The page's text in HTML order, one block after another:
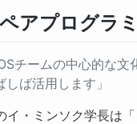
アプログラ
チームの中心的な
ば活用します」
イ・ミンソク学長は